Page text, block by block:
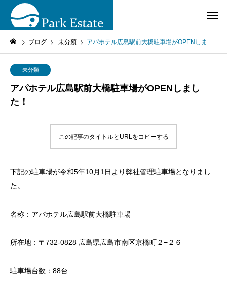
ブログ 未分類 アパホテル広島駅前大橋駐車場がOPENしました！
未分類
アパホテル広島駅前大橋駐車場がOPENしまし
た！
この記事のタイトルとURLをコピーする
下記の駐車場が令和5年10月1日より弊社管理駐車場となりまし
た。
名称：アパホテル広島駅前大橋駐車場
所在地：〒732-0828 広島県広島市南区京橋町２−２６
駐車場台数：88台